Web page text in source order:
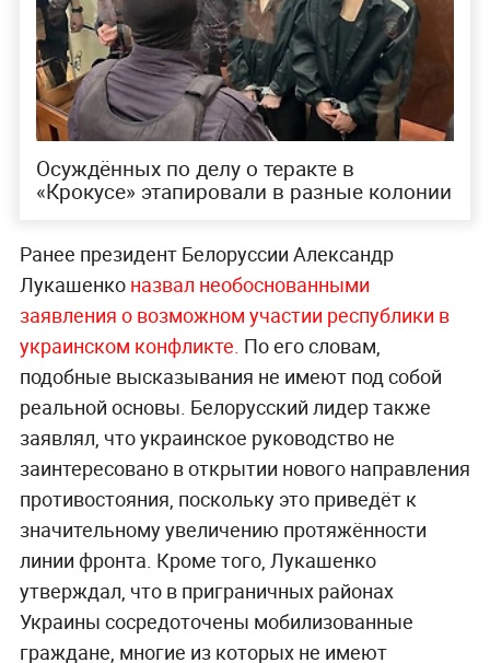
Осуждённых по делу о теракте в
«Крокусе» этапировали в разные колонии
Ранее президент Белоруссии Александр
Лукашенко назвал необоснованными
заявления о возможном участии республики в
украинском конфликте. По его словам,
подобные высказывания не имеют под собой
реальной основы. Белорусский лидер также
заявлял, что украинское руководство не
заинтересовано в открытии нового направления
противостояния, поскольку это приведёт к
значительному увеличению протяжённости
линии фронта. Кроме того, Лукашенко
утверждал, что в приграничных районах
Украины сосредоточены мобилизованные
граждане, многие из которых не имеют